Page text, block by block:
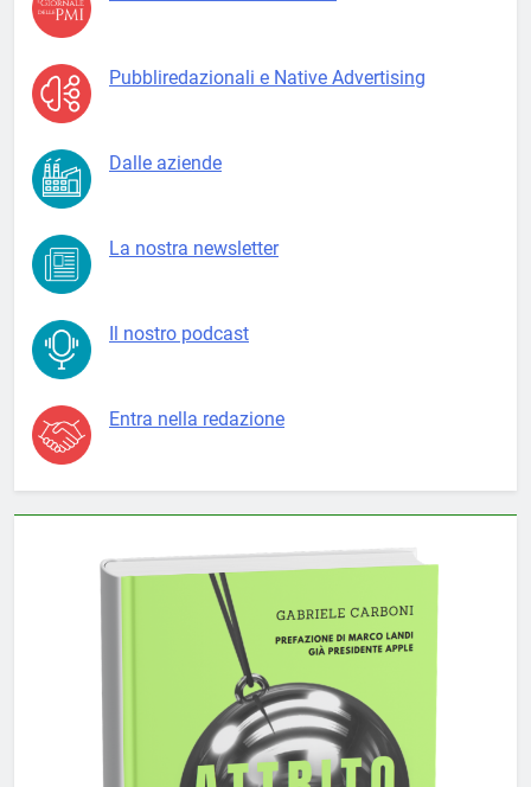
Pubbliredazionali e Native Advertising
Dalle aziende
La nostra newsletter
Il nostro podcast
Entra nella redazione